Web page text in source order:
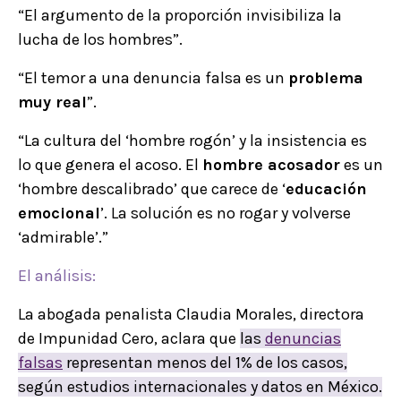
“El argumento de la proporción invisibiliza la
lucha de los hombres”.
“El temor a una denuncia falsa es un problema
muy real”.
“La cultura del ‘hombre rogón’ y la insistencia es
lo que genera el acoso. El hombre acosadores un
‘hombre descalibrado’ que carece de ‘educación
emocional’. La solución es no rogar y volverse
‘admirable’.”
El análisis:
La abogada penalista Claudia Morales, directora
de Impunidad Cero, aclara que las denuncias
falsas representan menos del 1% de los casos,
según estudios internacionales y datos en México.